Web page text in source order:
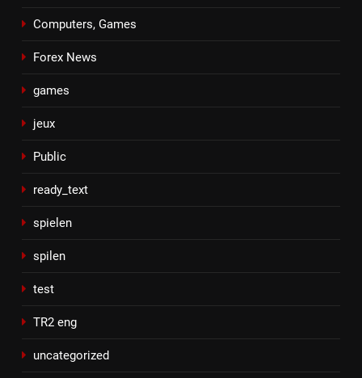
Computers, Games
Forex News
games
jeux
Public
ready_text
spielen
spilen
test
TR2 eng
uncategorized